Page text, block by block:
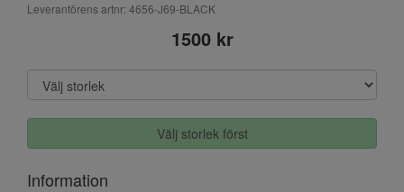
Leverantörens artnr: 4656-J69-BLACK
1500 kr
Välj storlek först
Information